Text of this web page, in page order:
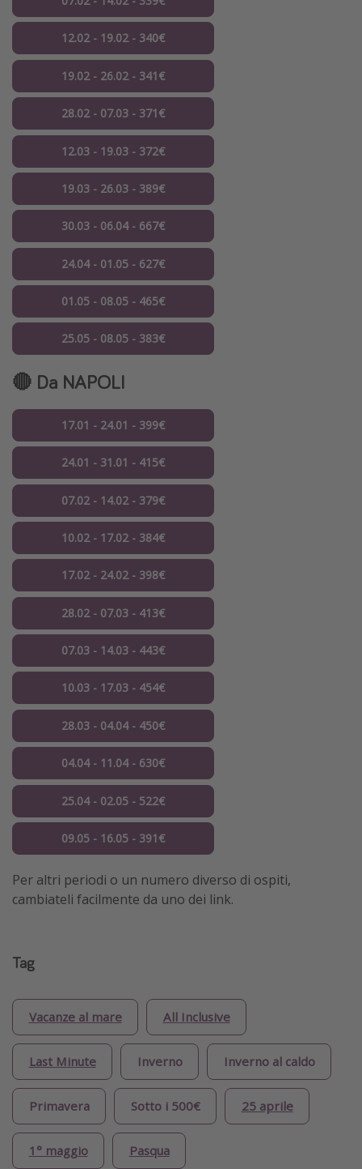
12.02 - 19.02 - 340€
19.02 - 26.02 - 341€
28.02 - 07.03 - 371€
12.03 - 19.03 - 372€
19.03 - 26.03 - 389€
30.03 - 06.04 - 667€
24.04 - 01.05 - 627€
01.05 - 08.05 - 465€
25.05 - 08.05 - 383€
🔴 Da NAPOLI
17.01 - 24.01 - 399€
24.01 - 31.01 - 415€
07.02 - 14.02 - 379€
10.02 - 17.02 - 384€
17.02 - 24.02 - 398€
28.02 - 07.03 - 413€
07.03 - 14.03 - 443€
10.03 - 17.03 - 454€
28.03 - 04.04 - 450€
04.04 - 11.04 - 630€
25.04 - 02.05 - 522€
09.05 - 16.05 - 391€
Per altri periodi o un numero diverso di ospiti,
cambiateli facilmente da uno dei link.
Tag
Vacanze al mare All Inclusive
Last Minute Inverno Inverno al caldo
Primavera Sotto i 500€ 25 aprile
1° maggio Pasqua